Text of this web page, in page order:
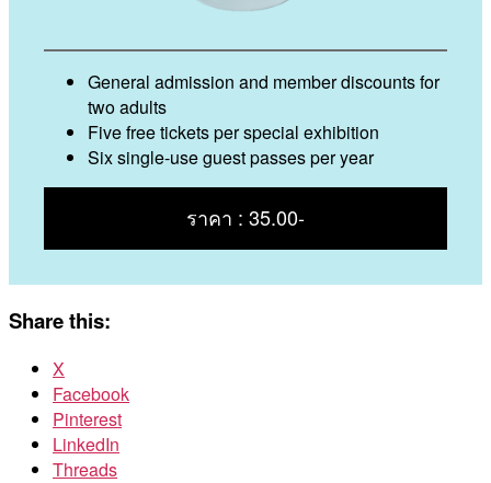
General admission and member discounts for
two adults
Five free tickets per special exhibition
Six single-use guest passes per year
ราคา : 35.00-
Share this:
X
Facebook
Pinterest
LinkedIn
Threads